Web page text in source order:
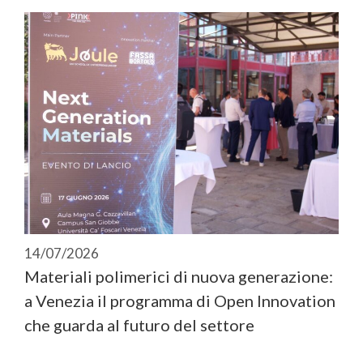
14/07/2026
Materiali polimerici di nuova generazione:
a Venezia il programma di Open Innovation
che guarda al futuro del settore